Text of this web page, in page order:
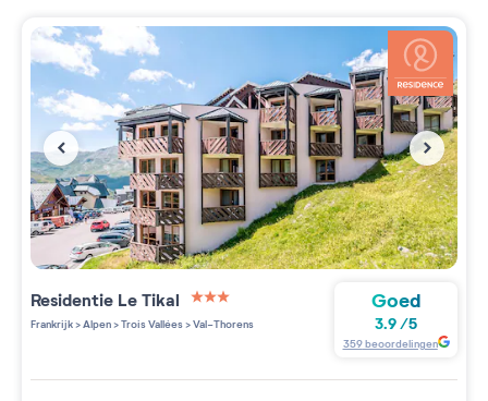
Residentie Le Tikal
3 étoiles sur 5
Frankrijk>Alpen>Trois Vallées>Val-Thorens
Goed
3.9/5
359beoordelingen